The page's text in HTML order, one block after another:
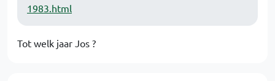
1983.html
Tot welk jaar Jos ?